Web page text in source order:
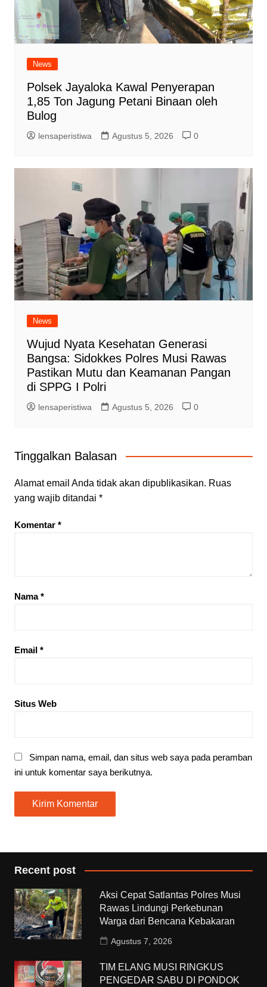
News
Polsek Jayaloka Kawal Penyerapan
1,85 Ton Jagung Petani Binaan oleh
Bulog
lensaperistiwa Agustus 5, 2026 0
News
Wujud Nyata Kesehatan Generasi
Bangsa: Sidokkes Polres Musi Rawas
Pastikan Mutu dan Keamanan Pangan
di SPPG I Polri
lensaperistiwa Agustus 5, 2026 0
Tinggalkan Balasan
Alamat email Anda tidak akan dipublikasikan. Ruas
yang wajib ditandai *
Komentar *
Nama*
Email *
Situs Web
Simpan nama, email, dan situs web saya pada peramban
ini untuk komentar saya berikutnya.
Recent post
Aksi Cepat Satlantas Polres Musi
Rawas Lindungi Perkebunan
Warga dari Bencana Kebakaran
Agustus 7, 2026
TIM ELANG MUSI RINGKUS
PENGEDAR SABU DI PONDOK